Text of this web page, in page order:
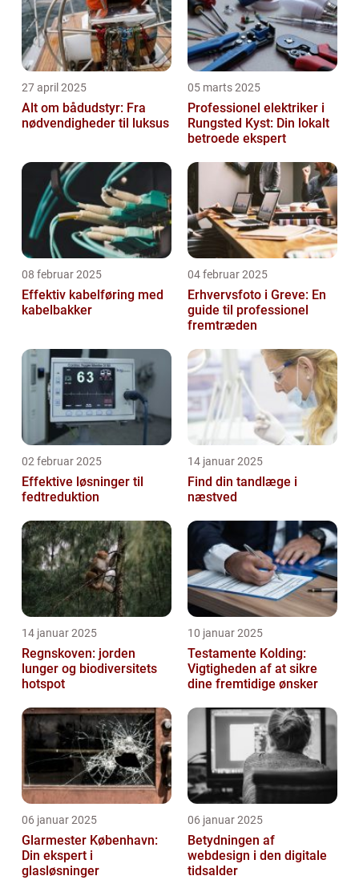
27 april 2025
Alt om bådudstyr: Fra
nødvendigheder til luksus
05 marts 2025
Professionel elektriker i
Rungsted Kyst: Din lokalt
betroede ekspert
08 februar 2025
Effektiv kabelføring med
kabelbakker
04 februar 2025
Erhvervsfoto i Greve: En
guide til professionel
fremtræden
02 februar 2025
Effektive løsninger til
fedtreduktion
14 januar 2025
Find din tandlæge i
næstved
14 januar 2025
Regnskoven: jorden
lunger og biodiversitets
hotspot
10 januar 2025
Testamente Kolding:
Vigtigheden af at sikre
dine fremtidige ønsker
06 januar 2025
Glarmester København:
Din ekspert i
glasløsninger
06 januar 2025
Betydningen af
webdesign i den digitale
tidsalder